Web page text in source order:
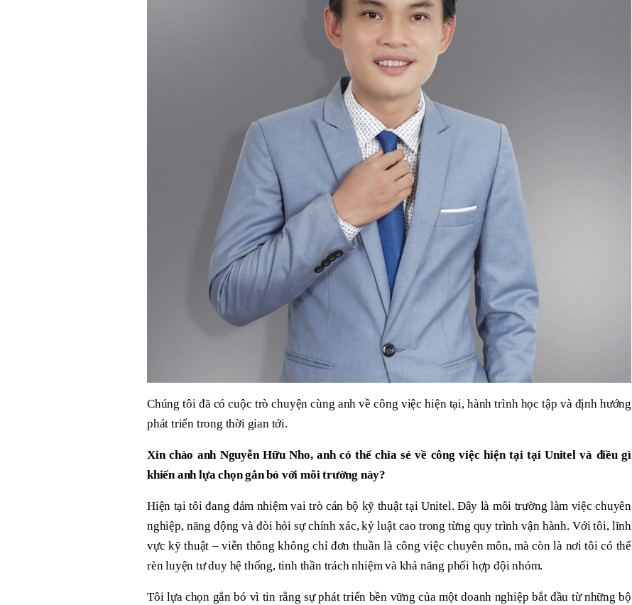
Chúng tôi đã có cuộc trò chuyện cùng anh về công việc hiện tại, hành trình học tập và định hướng
phát triển trong thời gian tới.
Xin chào anh Nguyễn Hữu Nho, anh có thể chia sẻ về công việc hiện tại tại Unitel và điều gì
khiến anh lựa chọn gắn bó với môi trường này?
Hiện tại tôi đang đảm nhiệm vai trò cán bộ kỹ thuật tại Unitel. Đây là môi trường làm việc chuyên
nghiệp, năng động và đòi hỏi sự chính xác, kỷ luật cao trong từng quy trình vận hành. Với tôi, lĩnh
vực kỹ thuật – viễn thông không chỉ đơn thuần là công việc chuyên môn, mà còn là nơi tôi có thể
rèn luyện tư duy hệ thống, tinh thần trách nhiệm và khả năng phối hợp đội nhóm.
Tôi lựa chọn gắn bó vì tin rằng sự phát triển bền vững của một doanh nghiệp bắt đầu từ những bộ